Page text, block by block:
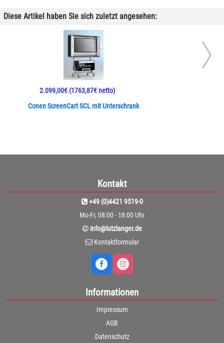
Diese Artikel haben Sie sich zuletzt angesehen:
Conen ScreenCart SCL mit Unterschrank
2.099,00€(1763,87€ netto)
Kontakt
+49 (0)4421 9519-0
Mo-Fr, 08:00 - 18:00 Uhr
info@lutzlanger.de
Kontaktformular
Informationen
Impressum
AGB
Datenschutz